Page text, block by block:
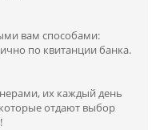
вам способами:
по квитанции банка.
их каждый день
отдают выбор